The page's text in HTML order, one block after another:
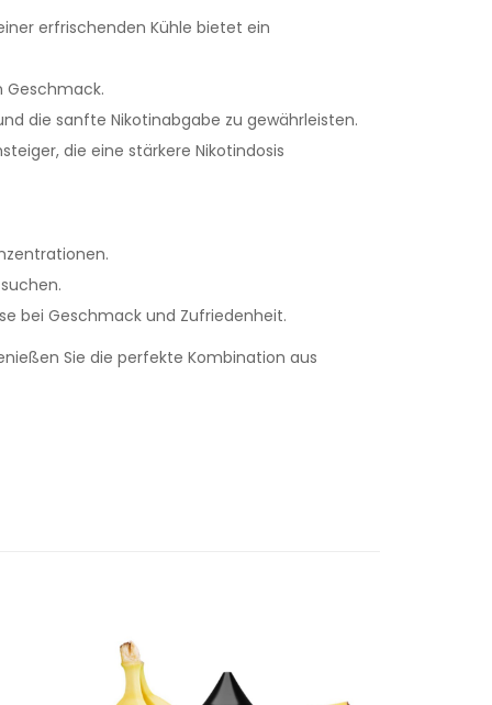
erfrischenden Kühle bietet ein
Geschmack.
die sanfte Nikotinabgabe zu gewährleisten.
die eine stärkere Nikotindosis
bei Geschmack und Zufriedenheit.
Sie die perfekte Kombination aus